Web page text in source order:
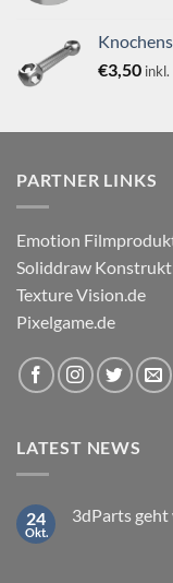
€3,50
PARTNER LINKS
Emotion
Soliddraw
Texture Vision.de
Pixelgame.de
LATEST NEWS
24
Okt.
3dParts